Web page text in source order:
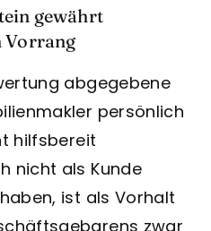
gewährt
Vorrang
abgegebene
persönlich
hilfsbereit
nicht als Kunde
ist als Vorhalt
zwar